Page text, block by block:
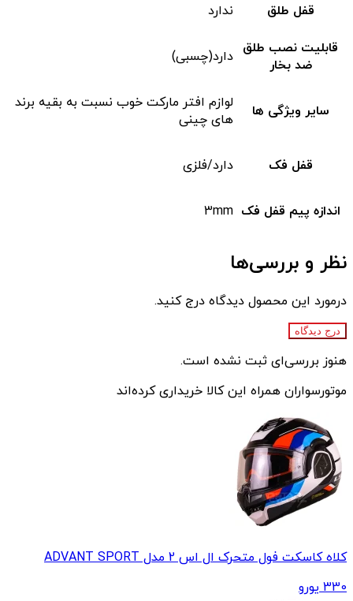
قفل طلق ندارد
قابلیت نصب طلق
ضد بخار
دارد(چسبی)
سایر ویژگی ها
لوازم افتر مارکت خوب نسبت به بقیه برند
های چینی
قفل فک دارد/فلزی
اندازه پیم قفل فک 3mm
نظر و بررسی‌ها
درمورد این محصول دیدگاه درج کنید.
درج دیدگاه
هنوز بررسی‌ای ثبت نشده است.
موتورسواران همراه این کالا خریداری کرده‌اند
کلاه کاسکت فول متحرک ال اس 2 مدل ADVANT SPORT
330 یورو